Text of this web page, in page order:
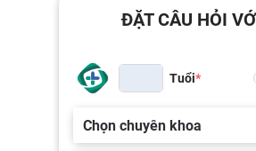
ĐẶT CÂU HỎI
Tuổi
Chọn chuyên khoa